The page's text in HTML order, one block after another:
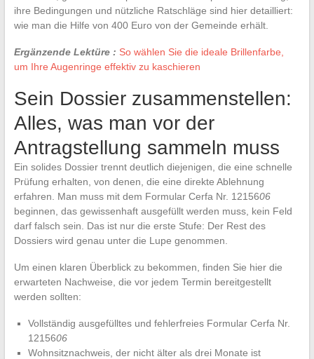
ihre Bedingungen und nützliche Ratschläge sind hier detailliert:
wie man die Hilfe von 400 Euro von der Gemeinde erhält.
Ergänzende Lektüre : So wählen Sie die ideale Brillenfarbe,
um Ihre Augenringe effektiv zu kaschieren
Sein Dossier zusammenstellen:
Alles, was man vor der
Antragstellung sammeln muss
Ein solides Dossier trennt deutlich diejenigen, die eine schnelle
Prüfung erhalten, von denen, die eine direkte Ablehnung
erfahren. Man muss mit dem Formular Cerfa Nr. 1215606
beginnen, das gewissenhaft ausgefüllt werden muss, kein Feld
darf falsch sein. Das ist nur die erste Stufe: Der Rest des
Dossiers wird genau unter die Lupe genommen.
Um einen klaren Überblick zu bekommen, finden Sie hier die
erwarteten Nachweise, die vor jedem Termin bereitgestellt
werden sollten:
Vollständig ausgefülltes und fehlerfreies Formular Cerfa Nr.
1215606
Wohnsitznachweis, der nicht älter als drei Monate ist